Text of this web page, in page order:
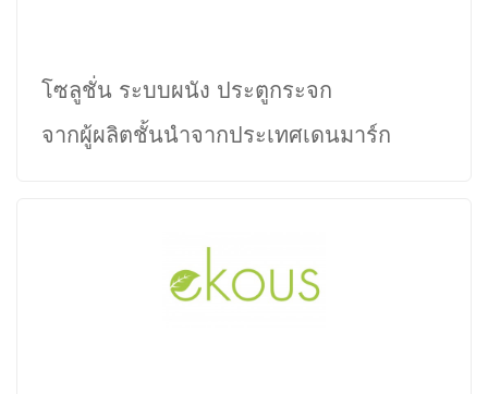
โซลูชั่น ระบบผนัง ประตูกระจก
จากผู้ผลิตชั้นนำจากประเทศเดนมาร์ก